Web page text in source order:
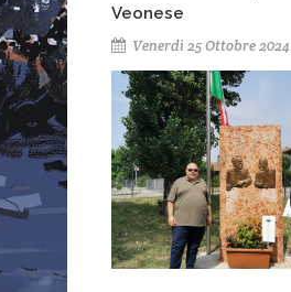
Veonese
Venerdì 25 Ottobre 2024